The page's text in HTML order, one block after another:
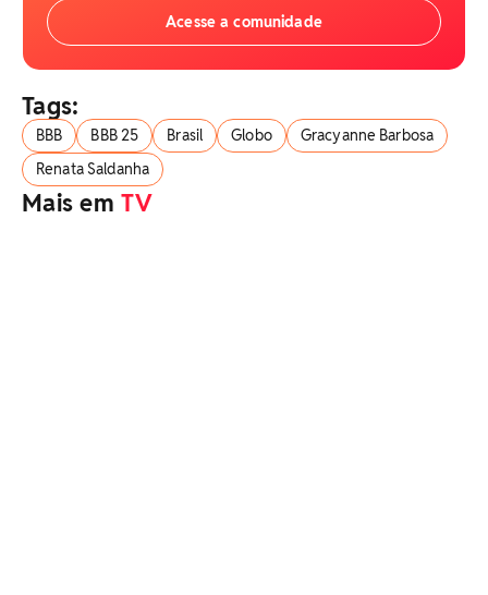
Acesse a comunidade
Tags:
BBB BBB 25 Brasil Globo
Gracyanne Barbosa
Renata Saldanha
Mais emTV